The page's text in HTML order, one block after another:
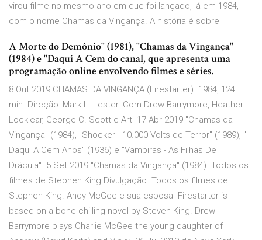
virou filme no mesmo ano em que foi lançado, lá em 1984,
com o nome Chamas da Vingança. A história é sobre
A Morte do Demônio" (1981), "Chamas da Vingança"
(1984) e "Daqui A Cem do canal, que apresenta uma
programação online envolvendo filmes e séries.
8 Out 2019 CHAMAS DA VINGANÇA (Firestarter). 1984, 124
min. Direção: Mark L. Lester. Com Drew Barrymore, Heather
Locklear, George C. Scott e Art 17 Abr 2019 "Chamas da
Vingança" (1984), "Shocker - 10.000 Volts de Terror" (1989), "
Daqui A Cem Anos" (1936) e "Vampiras - As Filhas De
Drácula" 5 Set 2019 "Chamas da Vingança" (1984). Todos os
filmes de Stephen King Divulgação. Todos os filmes de
Stephen King. Andy McGee e sua esposa Firestarter is
based on a bone-chilling novel by Steven King. Drew
Barrymore plays Charlie McGee the young daughter of